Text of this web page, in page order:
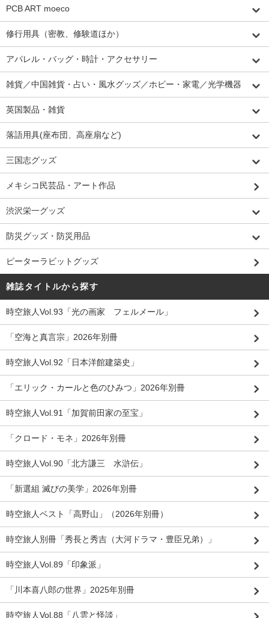
PCB ART moeco
修行用具（密教、修験道ほか）
アパレル・バッグ・時計・アクセサリー
雑貨／中国雑貨・占い・風水グッズ／ホビー・家電／光学機器
英国製品・雑貨
落語用具(座布団、高座扇など)
三国志グッズ
メキシコ民芸品・アート作品
渋沢栄一グッズ
防災グッズ・防災用品
ピーターラビットグッズ
雑誌タイトルから探す
時空旅人Vol.93「光の画家 フェルメール」
「空海と真言宗」2026年別冊
時空旅人Vol.92「日本洋館建築史」
「エリック・カールと色のひみつ」2026年別冊
時空旅人Vol.91「加賀前田家の至宝」
「クロード・モネ」2026年別冊
時空旅人Vol.90「北方謙三 水滸伝」
「新選組 滅びの美学」2026年別冊
時空旅人ベスト「高野山」（2026年別冊）
時空旅人別冊「秀長と秀吉（大河ドラマ・豊臣兄弟）」
時空旅人Vol.89「印象派」
「川本喜八郎の世界」2025年別冊
時空旅人Vol.88「八雲と怪談」